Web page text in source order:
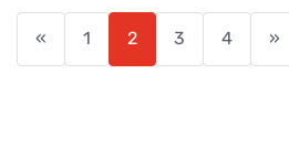
« 1 2 3 4 »